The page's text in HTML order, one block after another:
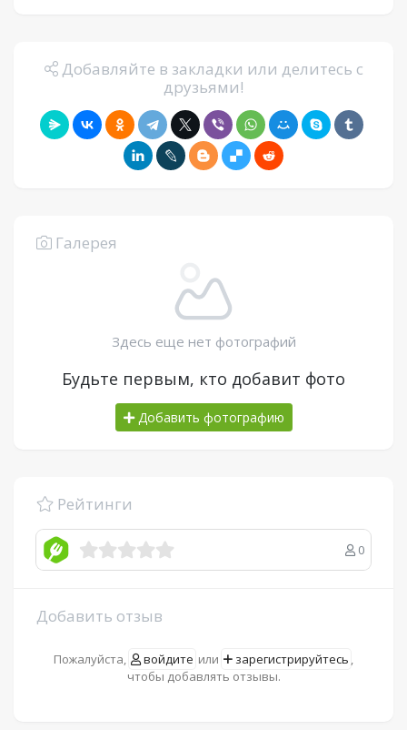
Добавляйте в закладки или делитесь с
друзьями!
Галерея
Здесь еще нет фотографий
Будьте первым, кто добавит фото
Добавить фотографию
Рейтинги
0
Добавить отзыв
Пожалуйста, войдите или зарегистрируйтесь ,
чтобы добавлять отзывы.